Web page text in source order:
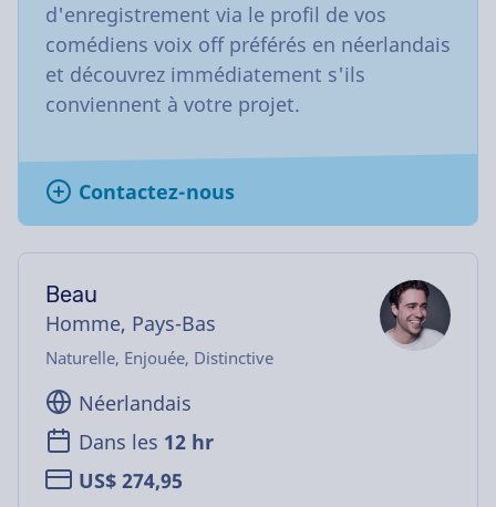
d'enregistrement via le profil de vos
comédiens voix off préférés en néerlandais
et découvrez immédiatement s'ils
conviennent à votre projet.
Contactez-nous
Beau
Homme, Pays-Bas
Naturelle, Enjouée, Distinctive
Néerlandais
Dans les 12 hr
US$ 274,95